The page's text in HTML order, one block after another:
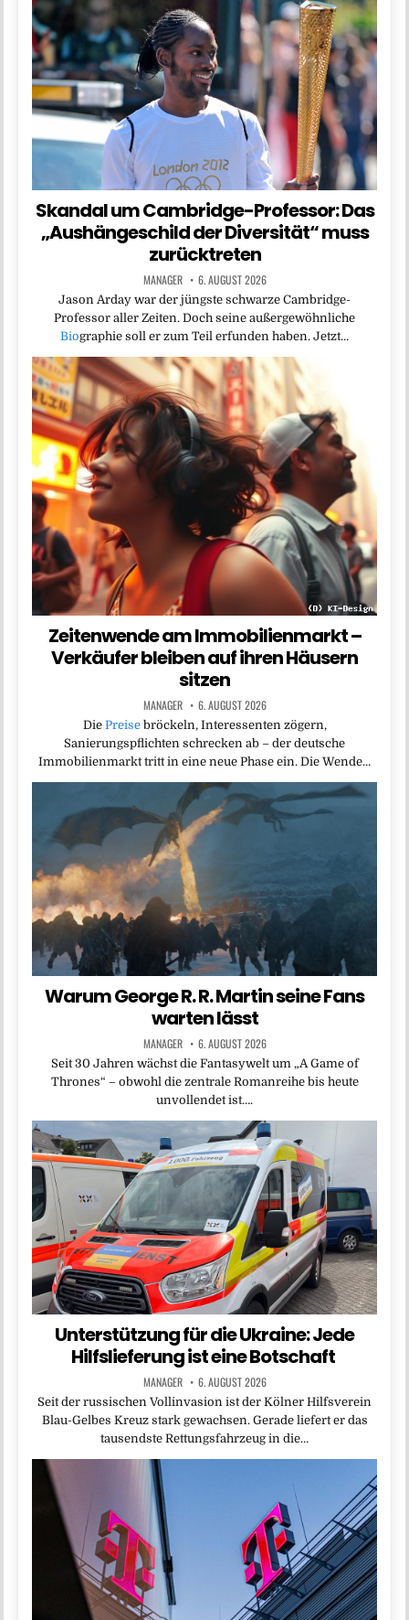
Skandal um Cambridge-Professor: Das
„Aushängeschild der Diversität“ muss
zurücktreten
MANAGER 6. AUGUST 2026
Jason Arday war der jüngste schwarze Cambridge-
Professor aller Zeiten. Doch seine außergewöhnliche
Biographie soll er zum Teil erfunden haben. Jetzt…
Zeitenwende am Immobilienmarkt –
Verkäufer bleiben auf ihren Häusern
sitzen
MANAGER 6. AUGUST 2026
Die Preisebröckeln, Interessenten zögern,
Sanierungspflichten schrecken ab – der deutsche
Immobilienmarkt tritt in eine neue Phase ein. Die Wende…
Warum George R. R. Martin seine Fans
warten lässt
MANAGER 6. AUGUST 2026
Seit 30 Jahren wächst die Fantasywelt um „A Game of
Thrones“ – obwohl die zentrale Romanreihe bis heute
unvollendet ist….
Unterstützung für die Ukraine: Jede
Hilfslieferung ist eine Botschaft
MANAGER 6. AUGUST 2026
Seit der russischen Vollinvasion ist der Kölner Hilfsverein
Blau-Gelbes Kreuz stark gewachsen. Gerade liefert er das
tausendste Rettungsfahrzeug in die…